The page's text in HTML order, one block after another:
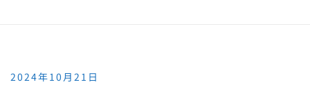
2024年10月21日